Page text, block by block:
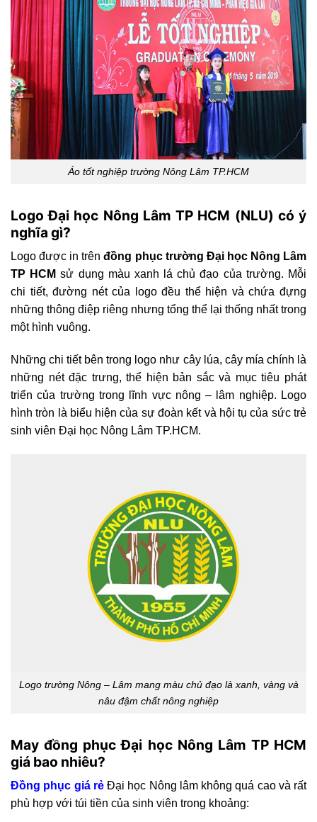
Áo tốt nghiệp trường Nông Lâm TP.HCM
Logo Đại học Nông Lâm TP HCM (NLU) có ý
nghĩa gì?
Logo được in trênđồng phục trường Đại học Nông Lâm
TP HCM sử dụng màu xanh lá chủ đạo của trường. Mỗi
chi tiết, đường nét của logo đều thể hiện và chứa đựng
những thông điệp riêng nhưng tổng thể lại thống nhất trong
một hình vuông.
Những chi tiết bên trong logo như cây lúa, cây mía chính là
những nét đặc trưng, thể hiện bản sắc và mục tiêu phát
triển của trường trong lĩnh vực nông – lâm nghiệp. Logo
hình tròn là biểu hiện của sự đoàn kết và hội tụ của sức trẻ
sinh viên Đại học Nông Lâm TP.HCM.
Logo trường Nông – Lâm mang màu chủ đạo là xanh, vàng và
nâu đậm chất nông nghiệp
May đồng phục Đại học Nông Lâm TP HCM
giá bao nhiêu?
Đồng phục giá rẻĐại học Nông lâm không quá cao và rất
phù hợp với túi tiền của sinh viên trong khoảng: